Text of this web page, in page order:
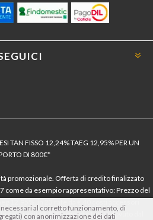
TAN FISSO 12,24% TAEG 12,95% PER UN
DI 800€*
promozionale. Offerta di credito finalizzato
come da esempio rappresentativo: Prezzo del
del credito € 800. Importo totale dovuto dal
al corretto funzionamento, di
con anonimizzazione dei dati